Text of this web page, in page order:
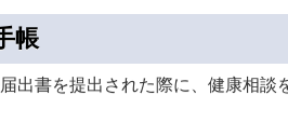
帳
出書を提出された際に、健康相